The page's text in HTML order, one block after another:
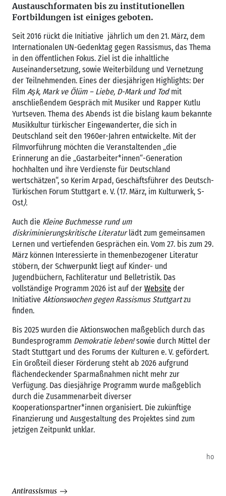
Austauschformaten bis zu institutionellen
Fortbildungen ist einiges geboten.
Seit 2016 rückt die Initiative jährlich um den 21. März, dem
Internationalen UN-Gedenktag gegen Rassismus, das Thema
in den öffentlichen Fokus. Ziel ist die inhaltliche
Auseinandersetzung, sowie Weiterbildung und Vernetzung
der Teilnehmenden. Eines der diesjährigen Highlights: Der
Film Aşk, Mark ve Ölüm – Liebe, D-Mark und Todmit
anschließendem Gespräch mit Musiker und Rapper Kutlu
Yurtseven. Thema des Abends ist die bislang kaum bekannte
Musikkultur türkischer Eingewanderter, die sich in
Deutschland seit den 1960er-Jahren entwickelte. Mit der
Filmvorführung möchten die Veranstaltenden „die
Erinnerung an die „Gastarbeiter*innen“-Generation
hochhalten und ihre Verdienste für Deutschland
wertschätzen“, so Kerim Arpad, Geschäftsführer des Deutsch-
Türkischen Forum Stuttgart e. V. (17. März, im Kulturwerk, S-
Ost).
Auch die Kleine Buchmesse rund um
diskriminierungskritische Literaturlädt zum gemeinsamen
Lernen und vertiefenden Gesprächen ein. Vom 27. bis zum 29.
März können Interessierte in themenbezogener Literatur
stöbern, der Schwerpunkt liegt auf Kinder- und
Jugendbüchern, Fachliteratur und Belletristik. Das
vollständige Programm 2026 ist auf der Website der
Initiative Aktionswochen gegen Rassismus Stuttgartzu
finden.
Bis 2025 wurden die Aktionswochen maßgeblich durch das
Bundesprogramm Demokratie leben!sowie durch Mittel der
Stadt Stuttgart und des Forums der Kulturen e. V. gefördert.
Ein Großteil dieser Förderung steht ab 2026 aufgrund
flächendeckender Sparmaßnahmen nicht mehr zur
Verfügung. Das diesjährige Programm wurde maßgeblich
durch die Zusammenarbeit diverser
Kooperationspartner*innen organisiert. Die zukünftige
Finanzierung und Ausgestaltung des Projektes sind zum
jetzigen Zeitpunkt unklar.
ho
Antirassismus